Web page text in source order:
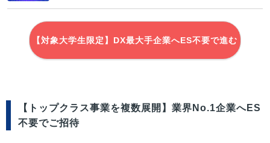
【対象大学生限定】DX最大手企業へES不要で進む
【トップクラス事業を複数展開】業界No.1企業へES
不要でご招待